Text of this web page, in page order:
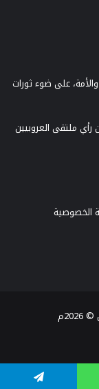
على ضوء ثورات
رأي ملتقى العروبيين
الخصوصية